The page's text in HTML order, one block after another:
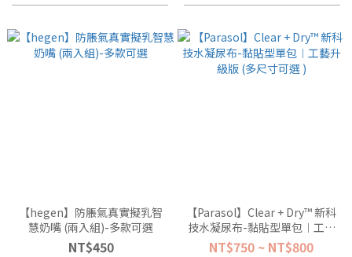
【hegen】防脹氣真實擬乳智
慧奶嘴 (兩入組)-多款可選
NT$450
【Parasol】Clear + Dry™ 新科
技水凝尿布-黏貼型單包︱工藝
升級版 (多尺寸可選 )
NT$750 ~ NT$800